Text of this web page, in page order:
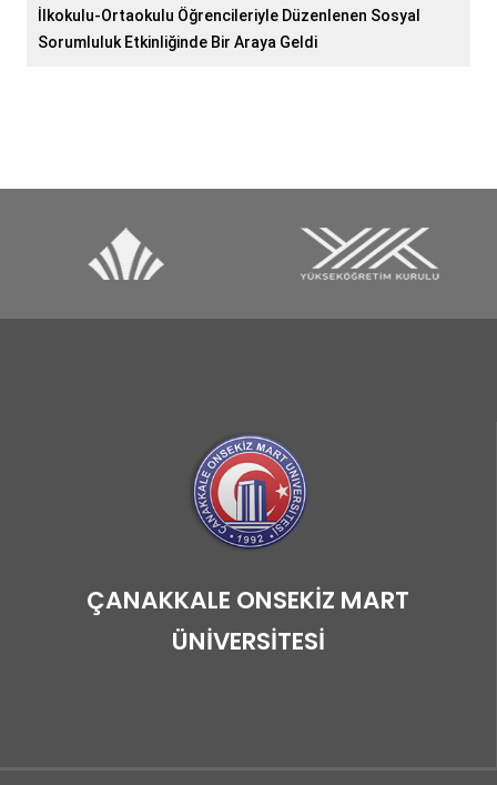
İlkokulu-Ortaokulu Öğrencileriyle Düzenlenen Sosyal
Sorumluluk Etkinliğinde Bir Araya Geldi
ÇANAKKALE ONSEKİZ MART
ÜNİVERSİTESİ